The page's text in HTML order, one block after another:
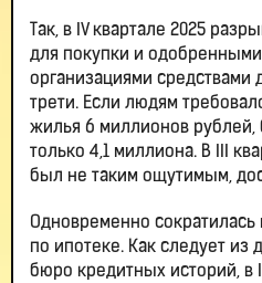
Так, в IV квартале 2025
для покупки и
организациями средствами
трети. Если людям
жилья 6 миллионов рублей,
только 4,1 миллиона. В III
был не таким ощутимым,
Одновременно
по ипотеке. Как следует из
бюро кредитных историй, в